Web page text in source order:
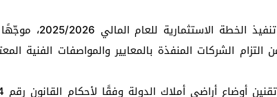
وخلال الاجتماع،
التزام الشركات المنفذة بالمعايير والمواصفات